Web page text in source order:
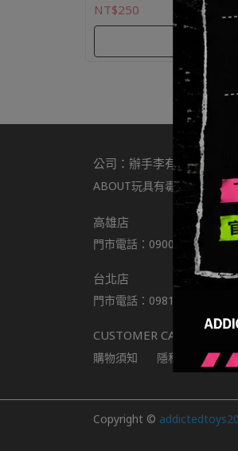
NT$250
選購
公司：辦手李有限公司
ABOUT玩具有毒 店舖資
高雄店
門市電話：0900301877
台北店
門市電話：0981797166
CUSTOMER CARE
購物須知 隱私政策 會
Copyright ©